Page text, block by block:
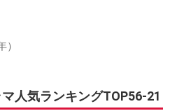
人気ランキングTOP56-21